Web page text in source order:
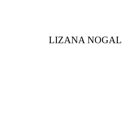
LIZANA NOGAL